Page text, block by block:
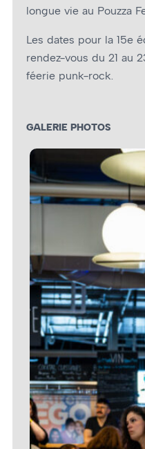
longue vie au Pouzza
Les dates pour la 15e
rendez-vous du 21 au
féerie punk-rock.
GALERIE PHOTOS